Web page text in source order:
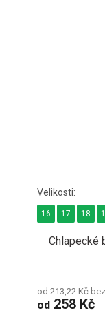
Chlapecké
od 213,22 Kč
od 258 Kč
16 17 18